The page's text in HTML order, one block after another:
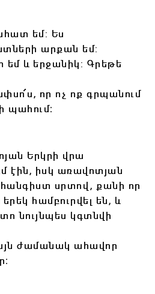
եմ: Ես
արքան եմ:
եմ և երջանիկ: Գրեթե
որ ոչ ոք գրպանում
պահում։
Երկրի վրա
էին, իսկ առավոտյան
հանգիստ սրտով, քանի որ
համբուրվել են, և
նույնպես կգտնվի
ժամանակ ահավոր